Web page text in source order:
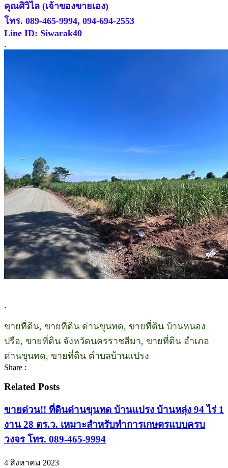
คุณศิวิไล (เจ้าของขายเอง)
โทร. 089-465-9994, 094-694-2553
Line ID: Siwarak40
.
.
ขายที่ดิน, ขายที่ดิน ด่านขุนทด, ขายที่ดิน บ้านหนอง
ปรือ, ขายที่ดิน จังหวัดนครราชสีมา, ขายที่ดิน อำเภอ
ด่านขุนทด, ขายที่ดิน ตำบลบ้านแปรง
Share :
Related Posts
ขายด่วน!! ที่ดินด่านขุนทด บ้านแปรง บ้านหลุ่ง 94 ไร่ 1
งาน 28 ตร.ว. เหมาะสำหรับทำการเกษตรแบบครบ
วงจร โทร. 089-465-9994
4 สิงหาคม 2023